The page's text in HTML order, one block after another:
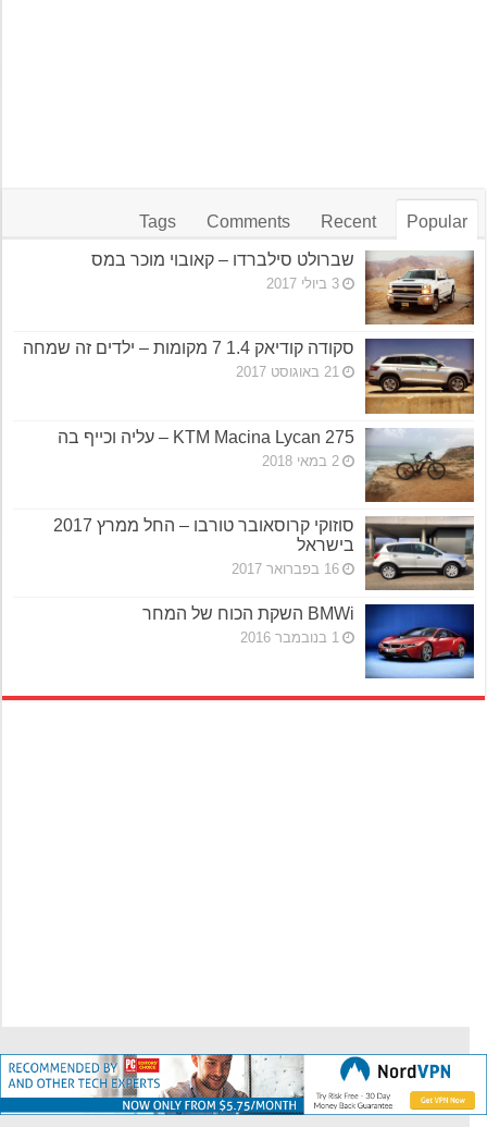
Popular
Recent
Comments
Tags
שברולט סילברדו – קאובוי מוכר במס
3 ביולי 2017
סקודה קודיאק 1.4 7 מקומות – ילדים זה שמחה
21 באוגוסט 2017
KTM Macina Lycan 275 – עליה וכייף בה
2 במאי 2018
סוזוקי קרוסאובר טורבו – החל ממרץ 2017
בישראל
16 בפברואר 2017
BMWi השקת הכוח של המחר
1 בנובמבר 2016